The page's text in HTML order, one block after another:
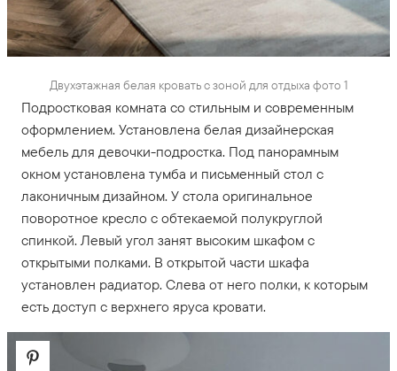
Двухэтажная белая кровать с зоной для отдыха фото 1
Подростковая комната со стильным и современным
оформлением. Установлена белая дизайнерская
мебель для девочки-подростка. Под панорамным
окном установлена тумба и письменный стол с
лаконичным дизайном. У стола оригинальное
поворотное кресло с обтекаемой полукруглой
спинкой. Левый угол занят высоким шкафом с
открытыми полками. В открытой части шкафа
установлен радиатор. Слева от него полки, к которым
есть доступ с верхнего яруса кровати.